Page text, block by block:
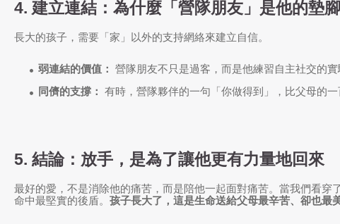
4. 建立連結：為什麼「營隊朋友」是他的墊
長大的孩子，需要「家」以外的支持網絡來建立自信。
弱連結的價值： 營隊朋友不只是過客，而是他練習自主社交的實
同儕的支撐： 有時，營隊夥伴的一句「你做得到」，比父母的一
5. 結論：放手，是為了讓他更有力量地回來
最好的愛，不是消除他的痛苦，而是陪他一起面對痛苦。當我們看
命中最堅實的後盾。 孩子長大了，這是生命送給父母最辛苦、卻也最